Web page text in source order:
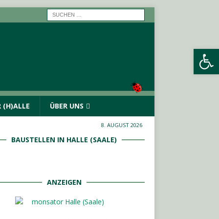
Werkzeugleiste öffnen
(H)ALLE ÜBER UNS
8. AUGUST 2026
BAUSTELLEN IN HALLE (SAALE)
ANZEIGEN